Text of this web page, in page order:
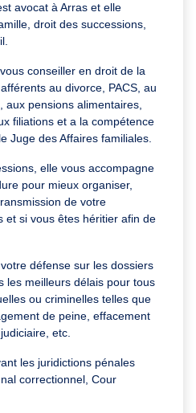
avocat à Arras et elle
droit des successions,
conseiller en droit de la
au divorce, PACS, au
aux pensions alimentaires,
filiations et a la compétence
Juge des Affaires familiales.
elle vous accompagne
pour mieux organiser,
de votre
et si vous êtes héritier afin de
défense sur les dossiers
les meilleurs délais pour tous
ou criminelles telles que
de peine, effacement
etc.
les juridictions pénales
correctionnel, Cour